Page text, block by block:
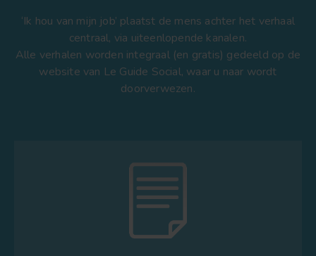
‘Ik hou van mijn job’ plaatst de mens achter het verhaal
centraal, via uiteenlopende kanalen.
Alle verhalen worden integraal (en gratis) gedeeld op de
website van Le Guide Social, waar u naar wordt
doorverwezen.